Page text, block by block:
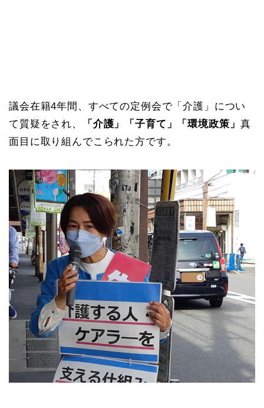
議会在籍4年間、すべての定例会で「介護」につい
て質疑をされ、
「介護」「子育て」「環境政策」 真
面目に取り組んでこられた方です。